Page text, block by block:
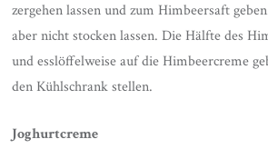
zergehen lassen und zum Himbeersaft
aber nicht stocken lassen. Die Hälfte des
und esslöffelweise auf die Himbeercreme
den Kühlschrank stellen.
Joghurtcreme